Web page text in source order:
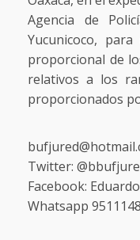
Agencia de
Yucunicoco,
proporcional de
relativos a los
proporcionados
Twitter:
Facebook:
Whatsapp